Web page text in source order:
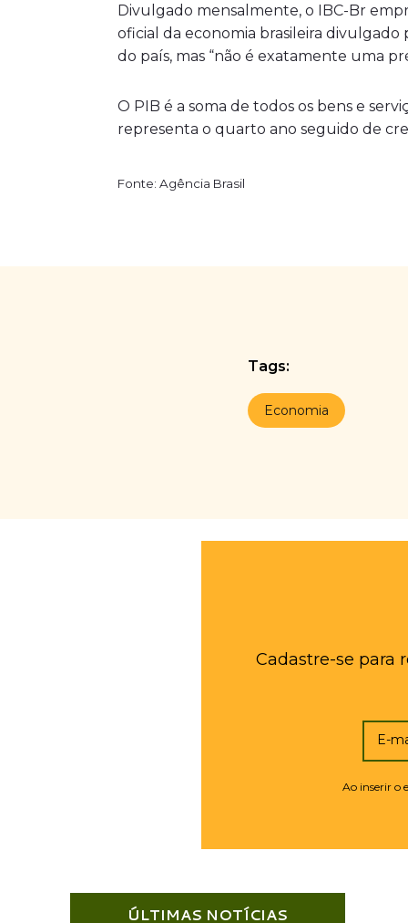
Divulgado mensalmente, o IBC-Br
oficial da economia brasileira divulgado
do país, mas “não é exatamente uma
O PIB é a soma de todos os bens e
representa o quarto ano seguido de
Fonte: Agência Brasil
Tags:
Economia
Cadastre-se para
E-
Ao inserir o
ÚLTIMAS NOTÍCIAS